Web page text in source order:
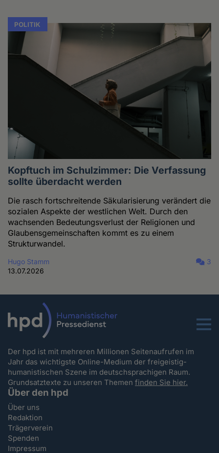
POLITIK
Kopftuch im Schulzimmer: Die Verfassung
sollte überdacht werden
Die rasch fortschreitende Säkularisierung verändert die
sozialen Aspekte der westlichen Welt. Durch den
wachsenden Bedeutungsverlust der Religionen und
Glaubensgemeinschaften kommt es zu einem
Strukturwandel.
Hugo Stamm
13.07.2026
3
Menu
Der hpd ist mit mehreren Millionen Seitenaufrufen im
Jahr das wichtigste Online-Medium der freigeistig-
humanistischen Szene im deutschsprachigen Raum.
Grundsatztexte zu unseren Themenfinden Sie hier.
Über den hpd
Über uns
Redaktion
Trägerverein
Spenden
Impressum